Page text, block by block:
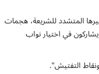
المتشدد للشريعة، هجمات
في اختيار نواب
التفتيش".